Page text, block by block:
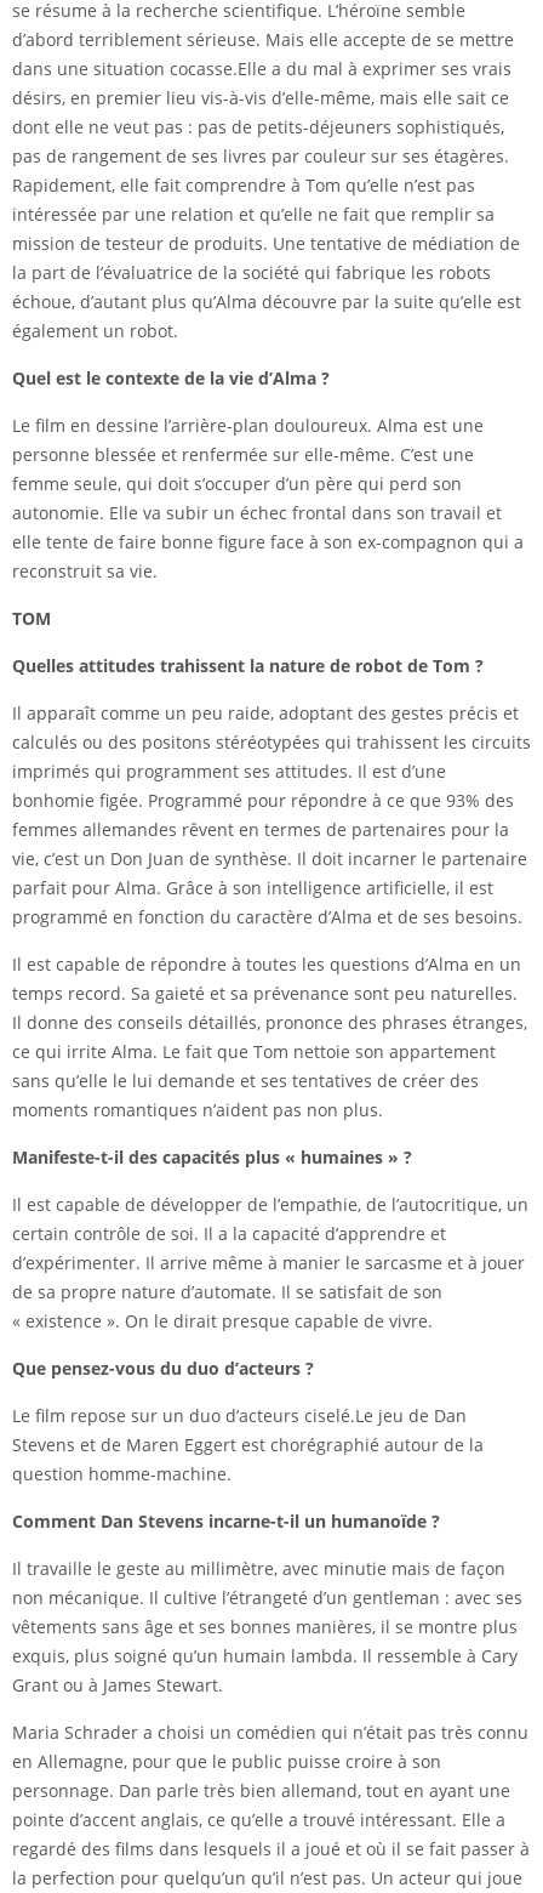
se résume à la recherche scientifique. L’héroïne semble
d’abord terriblement sérieuse. Mais elle accepte de se mettre
dans une situation cocasse.Elle a du mal à exprimer ses vrais
désirs, en premier lieu vis-à-vis d’elle-même, mais elle sait ce
dont elle ne veut pas : pas de petits-déjeuners sophistiqués,
pas de rangement de ses livres par couleur sur ses étagères.
Rapidement, elle fait comprendre à Tom qu’elle n’est pas
intéressée par une relation et qu’elle ne fait que remplir sa
mission de testeur de produits. Une tentative de médiation de
la part de l’évaluatrice de la société qui fabrique les robots
échoue, d’autant plus qu’Alma découvre par la suite qu’elle est
également un robot.
Quel est le contexte de la vie d’Alma ?
Le film en dessine l’arrière-plan douloureux. Alma est une
personne blessée et renfermée sur elle-même. C’est une
femme seule, qui doit s’occuper d’un père qui perd son
autonomie. Elle va subir un échec frontal dans son travail et
elle tente de faire bonne figure face à son ex-compagnon qui a
reconstruit sa vie.
TOM
Quelles attitudes trahissent la nature de robot de Tom ?
Il apparaît comme un peu raide, adoptant des gestes précis et
calculés ou des positons stéréotypées qui trahissent les circuits
imprimés qui programment ses attitudes. Il est d’une
bonhomie figée. Programmé pour répondre à ce que 93% des
femmes allemandes rêvent en termes de partenaires pour la
vie, c’est un Don Juan de synthèse. Il doit incarner le partenaire
parfait pour Alma. Grâce à son intelligence artificielle, il est
programmé en fonction du caractère d’Alma et de ses besoins.
Il est capable de répondre à toutes les questions d’Alma en un
temps record. Sa gaieté et sa prévenance sont peu naturelles.
Il donne des conseils détaillés, prononce des phrases étranges,
ce qui irrite Alma. Le fait que Tom nettoie son appartement
sans qu’elle le lui demande et ses tentatives de créer des
moments romantiques n’aident pas non plus.
Manifeste-t-il des capacités plus « humaines » ?
Il est capable de développer de l’empathie, de l’autocritique, un
certain contrôle de soi. Il a la capacité d’apprendre et
d’expérimenter. Il arrive même à manier le sarcasme et à jouer
de sa propre nature d’automate. Il se satisfait de son
« existence ». On le dirait presque capable de vivre.
Que pensez-vous du duo d’acteurs ?
Le film repose sur un duo d’acteurs ciselé.Le jeu de Dan
Stevens et de Maren Eggert est chorégraphié autour de la
question homme-machine.
Comment Dan Stevens incarne-t-il un humanoïde ?
Il travaille le geste au millimètre, avec minutie mais de façon
non mécanique. Il cultive l’étrangeté d’un gentleman : avec ses
vêtements sans âge et ses bonnes manières, il se montre plus
exquis, plus soigné qu’un humain lambda. Il ressemble à Cary
Grant ou à James Stewart.
Maria Schrader a choisi un comédien qui n’était pas très connu
en Allemagne, pour que le public puisse croire à son
personnage. Dan parle très bien allemand, tout en ayant une
pointe d’accent anglais, ce qu’elle a trouvé intéressant. Elle a
regardé des films dans lesquels il a joué et où il se fait passer à
la perfection pour quelqu’un qu’il n’est pas. Un acteur qui joue